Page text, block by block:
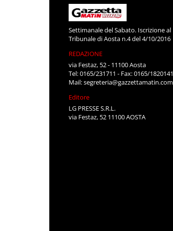
Settimanale del Sabato. Iscrizione al
Tribunale di Aosta n.4 del 4/10/2016
REDAZIONE
via Festaz, 52 - 11100 Aosta
Tel: 0165/231711 - Fax: 0165/1820141
Mail:segreteria@gazzettamatin.com
Editore
LG PRESSE S.R.L.
via Festaz, 52 11100 AOSTA